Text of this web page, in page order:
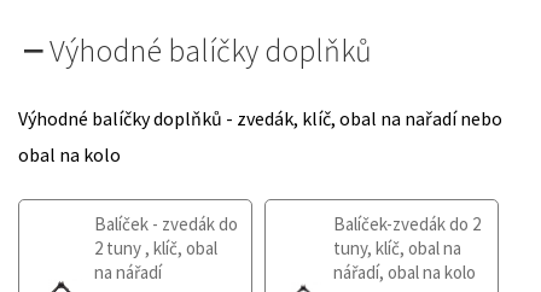
Výhodné balíčky doplňků
Výhodné balíčky doplňků - zvedák, klíč, obal na nařadí nebo
obal na kolo
Balíček - zvedák do
2 tuny , klíč, obal
na nářadí
Balíček-zvedák do 2
tuny, klíč, obal na
nářadí, obal na kolo